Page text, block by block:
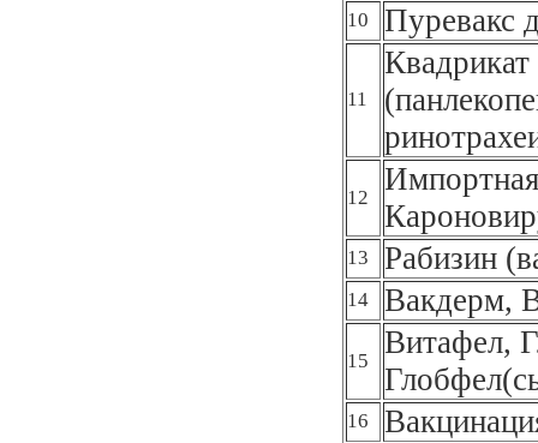
10 Пуревакс
11
12
13 Рабизин
14 Вакдерм,
15
Витафел,
16